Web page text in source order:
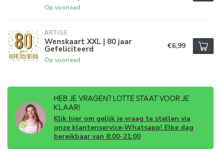
Op voorraad
ARTIGE
Wenskaart XXL | 80 jaar
Gefeliciteerd
Op voorraad
€6,99
HEB JE VRAGEN? LOTTE STAAT VOOR JE
KLAAR!
Klik hier om gelijk je vraag te stellen via
onze klantenservice-Whatsapp! Elke dag
bereikbaar van 8:00-21:00